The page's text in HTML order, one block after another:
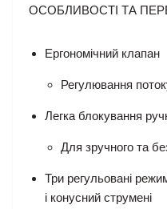
ОСОБЛИВОСТІ ТА
Eргономічний клапан
Регулювання
Легка блокування
Для зручного та
Три регульовані
і конусний струмені